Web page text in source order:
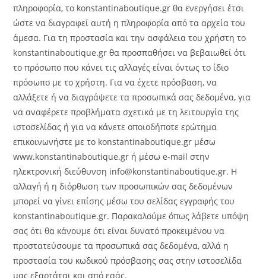
πληροφορία, το konstantinaboutique.gr θα ενεργήσει έτσι
ώστε να διαγραφεί αυτή η πληροφορία από τα αρχεία του
άμεσα. Για τη προστασία και την ασφάλεια του χρήστη το
konstantinaboutique.gr θα προσπαθήσει να βεβαιωθεί ότι
το πρόσωπο που κάνει τις αλλαγές είναι όντως το ίδιο
πρόσωπο με το χρήστη. Για να έχετε πρόσβαση, να
αλλάξετε ή να διαγράψετε τα προσωπικά σας δεδομένα, για
να αναφέρετε προβλήματα σχετικά με τη λειτουργία της
ιστοσελίδας ή για να κάνετε οποιοδήποτε ερώτημα
επικοινωνήστε με το konstantinaboutique.gr μέσω
www.konstantinaboutique.gr ή μέσω e-mail στην
ηλεκτρονική διεύθυνση info@konstantinaboutique.gr. Η
αλλαγή ή η διόρθωση των προσωπικών σας δεδομένων
μπορεί να γίνει επίσης μέσω του σελίδας εγγραφής του
konstantinaboutique.gr. Παρακαλούμε όπως λάβετε υπόψη
σας ότι θα κάνουμε ότι είναι δυνατό προκειμένου να
προστατεύσουμε τα προσωπικά σας δεδομένα, αλλά η
προστασία του κωδικού πρόσβασης σας στην ιστοσελίδα
μας εξαρτάται και από εσάς.